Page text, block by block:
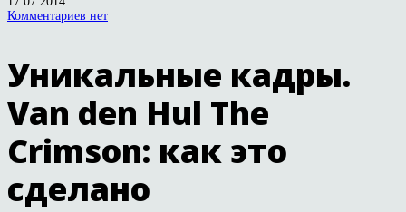
Комментариев нет
Уникальные кадры.
Van den Hul The
Crimson: как это
сделано